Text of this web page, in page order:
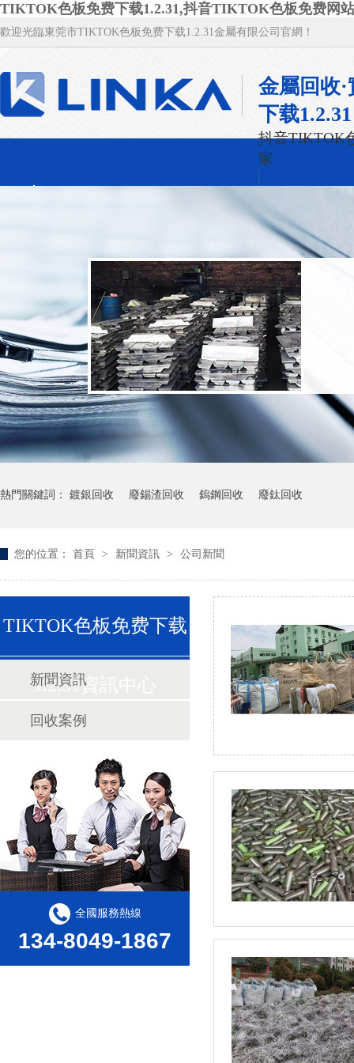
TIKTOK色板免费下载1.2.31,抖音TIKTOK色板免费网
歡迎光臨東莞市TIKTOK色板免费下载1.2.31金屬有限公司官網！
金屬回收
下载1.2.31
抖音TIKTOK
家
新聞資訊
熱門關鍵詞： 鍍銀回收 廢錫渣回收 鎢鋼回收 廢鈦回收
您的位置： 首頁 > 新聞資訊 > 公司新聞
TIKTOK色板免费下载
1.2.31資訊中心
新聞資訊
回收案例
全國服務熱線
134-8049-1867